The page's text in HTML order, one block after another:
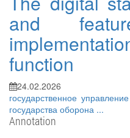
and
function
24.02.2026
государственное управление
государства оборона ...
Annotation